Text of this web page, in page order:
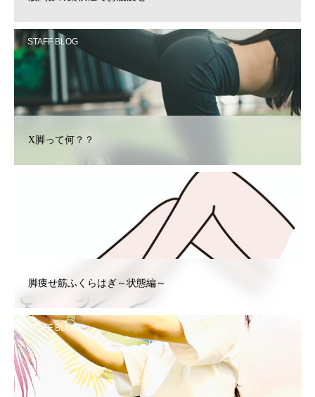
STAFF BLOG
X脚って何？？
脚痩せ筋ふくらはぎ～状態編～
STAFF BLOG